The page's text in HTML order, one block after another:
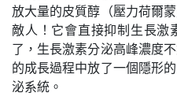
放大量的皮質醇（壓力荷爾
敵人！它會直接抑制生長激
了，生長激素分泌高峰濃度
的成長過程中放了一個隱形
泌系統。